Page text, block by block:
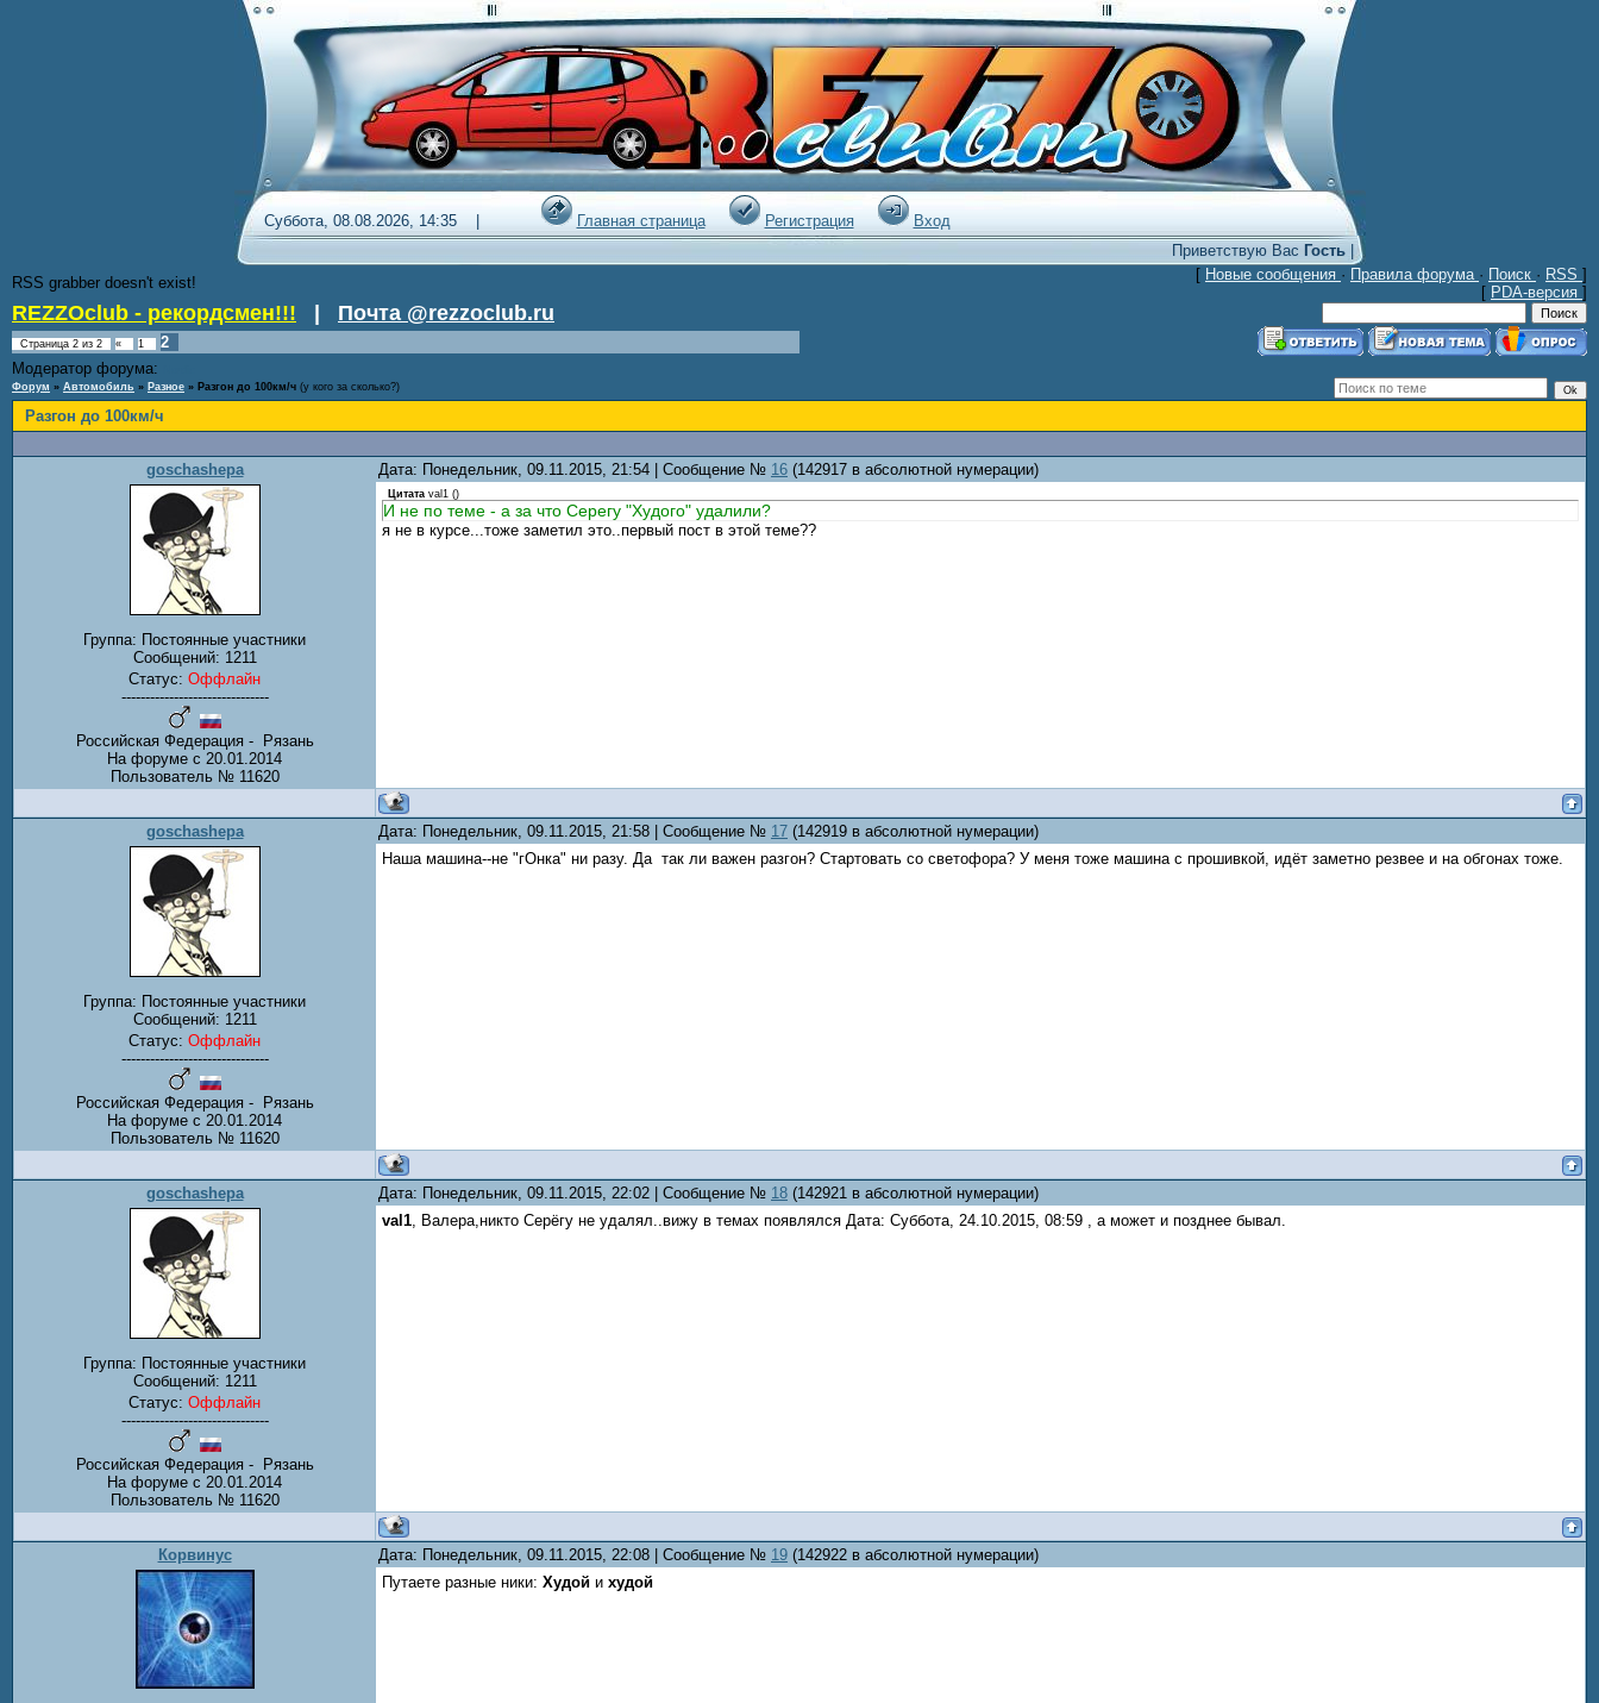
Суббота, 08.08.2026, 14:35 | Главная страница Регистрация
Вход
Приветствую Вас Гость|
RSS grabber doesn't exist!
[ Новые сообщения · Правила форума · Поиск · RSS ]
[ PDA-версия ]
REZZOclub - рекордсмен!!! Почта @rezzoclub.ru
Страница 2 из 2 « 1
2
Модератор форума:
Форум » Автомобиль » Разное » Разгон до 100км/ч (у кого за сколько?)
Разгон до 100км/ч
goschashepa Дата: Понедельник, 09.11.2015, 21:54 | Сообщение № 16 (142917 в абсолютной нумерации)
Группа: Постоянные участники
Сообщений: 1211
Статус: Оффлайн
-------------------------------
Российская Федерация - Рязань
На форуме с 20.01.2014
Пользователь № 11620
Цитата val1 ()
И не по теме - а за что Серегу "Худого" удалили?
я не в курсе...тоже заметил это..первый пост в этой теме??
goschashepa Дата: Понедельник, 09.11.2015, 21:58 | Сообщение № 17 (142919 в абсолютной нумерации)
Группа: Постоянные участники
Сообщений: 1211
Статус: Оффлайн
-------------------------------
Российская Федерация - Рязань
На форуме с 20.01.2014
Пользователь № 11620
Наша машина--не "гОнка" ни разу. Да так ли важен разгон? Стартовать со светофора? У меня тоже машина с прошивкой, идёт заметно резвее и на обгонах тоже.
goschashepa Дата: Понедельник, 09.11.2015, 22:02 | Сообщение № 18 (142921 в абсолютной нумерации)
Группа: Постоянные участники
Сообщений: 1211
Статус: Оффлайн
-------------------------------
Российская Федерация - Рязань
На форуме с 20.01.2014
Пользователь № 11620
val1, Валера,никто Серёгу не удалял..вижу в темах появлялся Дата: Суббота, 24.10.2015, 08:59 , а может и позднее бывал.
Корвинус Дата: Понедельник, 09.11.2015, 22:08 | Сообщение № 19 (142922 в абсолютной нумерации)
Путаете разные ники: Худой и худой